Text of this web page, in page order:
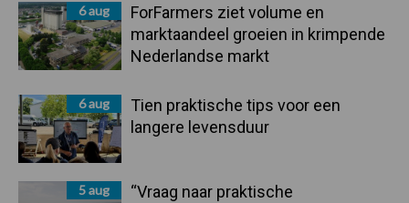
6 aug
ForFarmers ziet volume en
marktaandeel groeien in krimpende
Nederlandse markt
6 aug
Tien praktische tips voor een
langere levensduur
5 aug
“Vraag naar praktische